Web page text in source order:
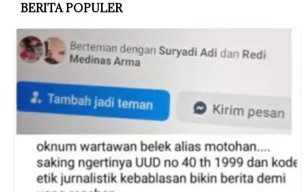
BERITA POPULER